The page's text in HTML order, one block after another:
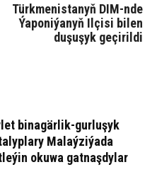
Türkmenistanyň DIM-nde
Ýaponiýanyň Ilçisi bilen
duşuşyk geçirildi
binagärlik-gurluşyk
Malaýziýada
okuwa gatnaşdylar